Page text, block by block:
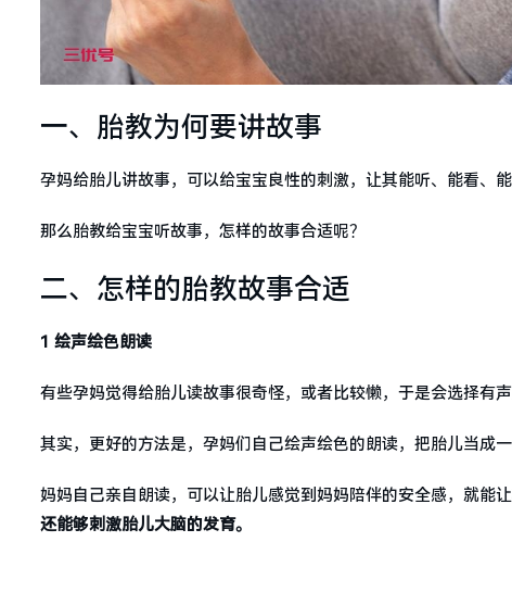
一、胎教为何要讲故事
孕妈给胎儿讲故事，可以给宝宝良性的刺激，让其能听、能看、
那么胎教给宝宝听故事，怎样的故事合适呢？
二、怎样的胎教故事合适
1 绘声绘色朗读
有些孕妈觉得给胎儿读故事很奇怪，或者比较懒，于是会选择有
其实，更好的方法是，孕妈们自己绘声绘色的朗读，把胎儿当成
妈妈自己亲自朗读，可以让胎儿感觉到妈妈陪伴的安全感，就能
还能够刺激胎儿大脑的发育。